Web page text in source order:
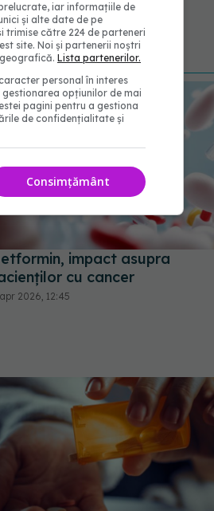
impact asupra
cu cancer
apr 2026, 12:45
iar informațiile de
și alte date de pe
către 224 de parteneri
site. Noi și partenerii noștri
Lista partenerilor.
personal în interes
opțiunilor de mai
pagini pentru a gestiona
de confidențialitate și
Consimțământ